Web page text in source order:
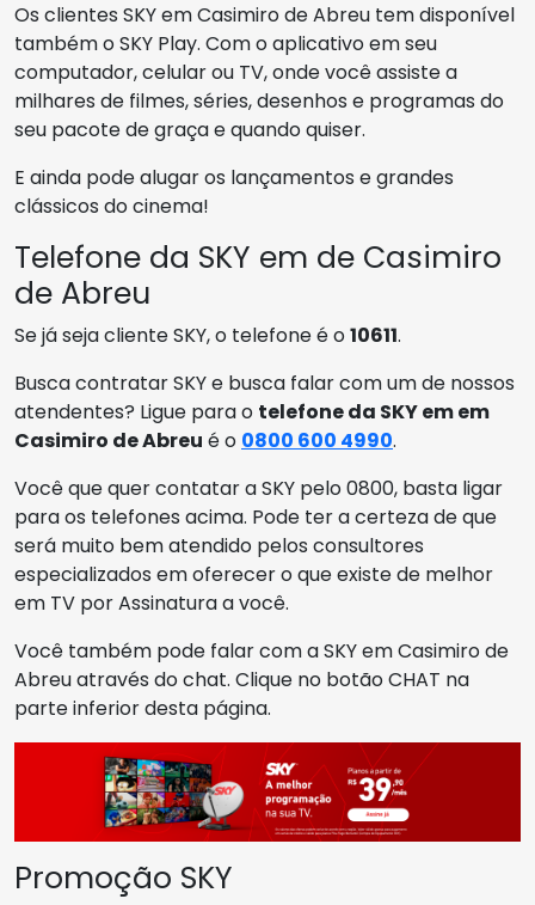
Os clientes SKY em Casimiro de Abreu tem disponível
também o SKY Play. Com o aplicativo em seu
computador, celular ou TV, onde você assiste a
milhares de filmes, séries, desenhos e programas do
seu pacote de graça e quando quiser.
E ainda pode alugar os lançamentos e grandes
clássicos do cinema!
Telefone da SKY em de Casimiro
de Abreu
Se já seja cliente SKY, o telefone é o10611.
Busca contratar SKY e busca falar com um de nossos
atendentes? Ligue para o telefone da SKY em em
Casimiro de Abreu é o 0800 600 4990.
Você que quer contatar a SKY pelo 0800, basta ligar
para os telefones acima. Pode ter a certeza de que
será muito bem atendido pelos consultores
especializados em oferecer o que existe de melhor
em TV por Assinatura a você.
Você também pode falar com a SKY em Casimiro de
Abreu através do chat. Clique no botão CHAT na
parte inferior desta página.
Promoção SKY